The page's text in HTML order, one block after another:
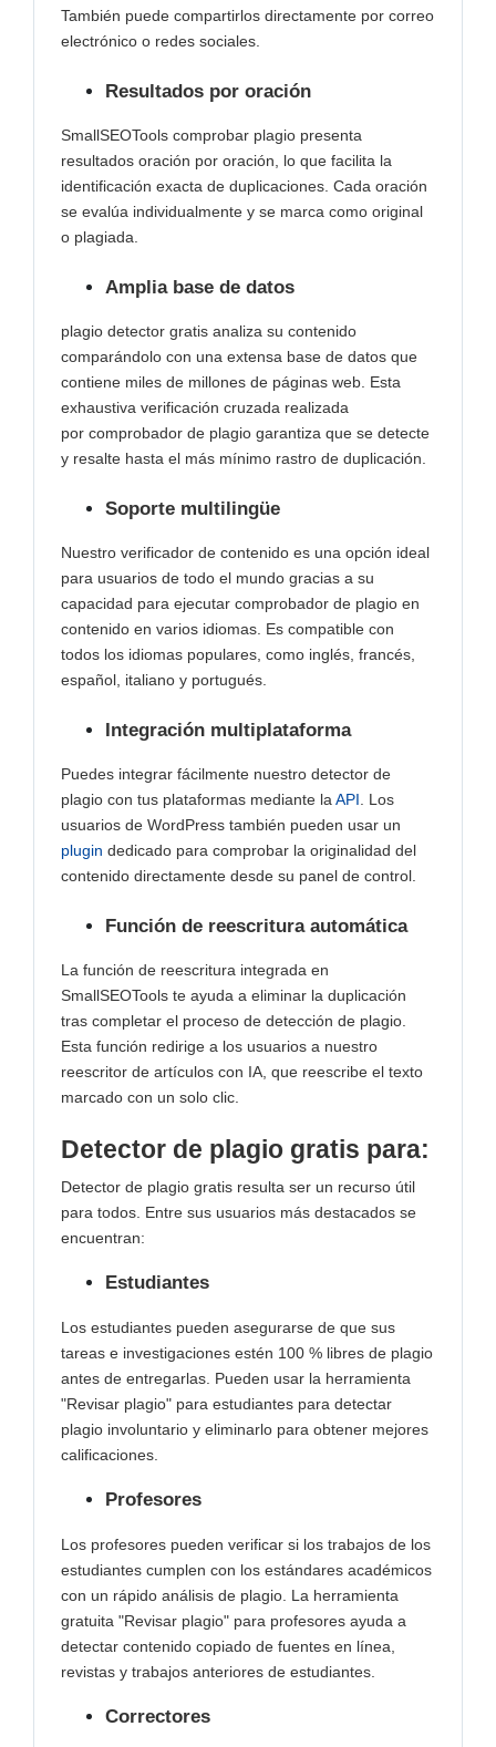
También puede compartirlos directamente por correo
electrónico o redes sociales.
Resultados por oración
SmallSEOTools comprobar plagio presenta
resultados oración por oración, lo que facilita la
identificación exacta de duplicaciones. Cada oración
se evalúa individualmente y se marca como original
o plagiada.
Amplia base de datos
plagio detector gratis analiza su contenido
comparándolo con una extensa base de datos que
contiene miles de millones de páginas web. Esta
exhaustiva verificación cruzada realizada
por comprobador de plagio garantiza que se detecte
y resalte hasta el más mínimo rastro de duplicación.
Soporte multilingüe
Nuestro verificador de contenido es una opción ideal
para usuarios de todo el mundo gracias a su
capacidad para ejecutar comprobador de plagio en
contenido en varios idiomas. Es compatible con
todos los idiomas populares, como inglés, francés,
español, italiano y portugués.
Integración multiplataforma
Puedes integrar fácilmente nuestro detector de
plagio con tus plataformas mediante la API . Los
usuarios de WordPress también pueden usar un
plugin dedicado para comprobar la originalidad del
contenido directamente desde su panel de control.
Función de reescritura automática
La función de reescritura integrada en
SmallSEOTools te ayuda a eliminar la duplicación
tras completar el proceso de detección de plagio.
Esta función redirige a los usuarios a nuestro
reescritor de artículos con IA, que reescribe el texto
marcado con un solo clic.
Detector de plagio gratis para:
Detector de plagio gratis resulta ser un recurso útil
para todos. Entre sus usuarios más destacados se
encuentran:
Estudiantes
Los estudiantes pueden asegurarse de que sus
tareas e investigaciones estén 100 % libres de plagio
antes de entregarlas. Pueden usar la herramienta
"Revisar plagio" para estudiantes para detectar
plagio involuntario y eliminarlo para obtener mejores
calificaciones.
Profesores
Los profesores pueden verificar si los trabajos de los
estudiantes cumplen con los estándares académicos
con un rápido análisis de plagio. La herramienta
gratuita "Revisar plagio" para profesores ayuda a
detectar contenido copiado de fuentes en línea,
revistas y trabajos anteriores de estudiantes.
Correctores